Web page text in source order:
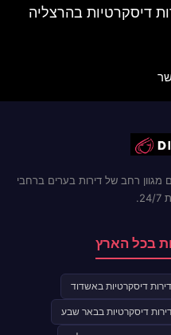
דיסקרטיות בהרצליה
מגוון רחב של דירות בערים ברחבי
7.
בכל הארץ
דירות דיסקרטיות באשדוד
דיסקרטיות בבאר שבע